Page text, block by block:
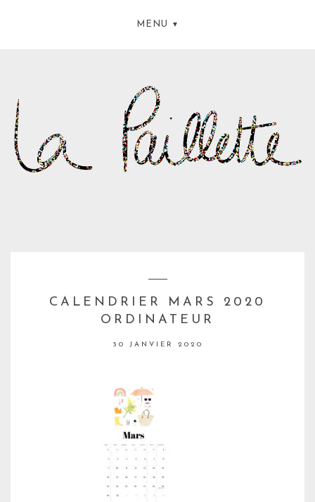
MENU
CALENDRIER MARS 2020
ORDINATEUR
30 JANVIER 2020